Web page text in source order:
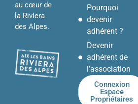
au cœur de
la Riviera
des Alpes.
Pourquoi
devenir
adhérent ?
Devenir
adhérent de
l’association
Connexion
Espace
Propriétaires